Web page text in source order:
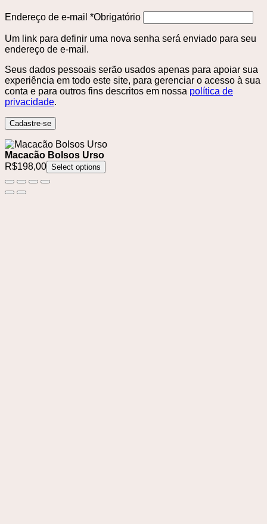
Endereço de e-mail *Obrigatório
Um link para definir uma nova senha será enviado para seu
endereço de e-mail.
Seus dados pessoais serão usados ​​apenas para apoiar sua
experiência em todo este site, para gerenciar o acesso à sua
conta e para outros fins descritos em nossa política de
privacidade.
Cadastre-se
Macacão Bolsos Urso
R$198,00 Select options